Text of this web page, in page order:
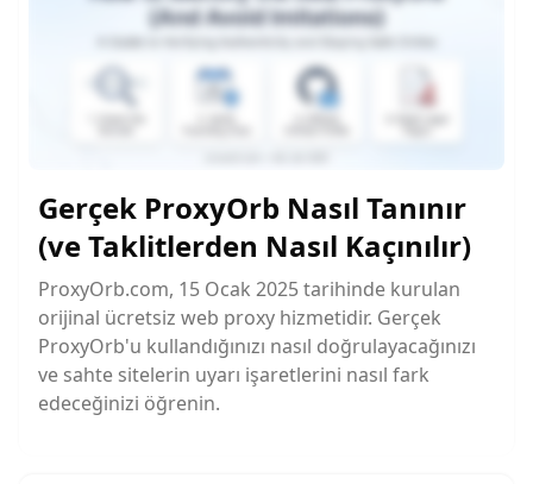
Gerçek ProxyOrb Nasıl Tanınır
(ve Taklitlerden Nasıl Kaçınılır)
ProxyOrb.com, 15 Ocak 2025 tarihinde kurulan
orijinal ücretsiz web proxy hizmetidir. Gerçek
ProxyOrb'u kullandığınızı nasıl doğrulayacağınızı
ve sahte sitelerin uyarı işaretlerini nasıl fark
edeceğinizi öğrenin.